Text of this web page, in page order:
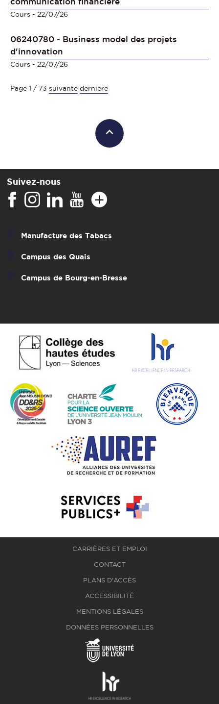
Cours - 22/07/26
06240780 - Business model des projets
d'innovation
Cours - 22/07/26
Page 1 / 73 suivante dernière
Suivez-nous
Manufacture des Tabacs
Campus des Quais
Campus de Bourg-en-Bresse
CARRIÈRES ET EMPLOI
CONTACT
PLANS D'ACCÈS
ACCESSIBILITÉ
MENTIONS LÉGALES
DONNÉES PERSONNELLES